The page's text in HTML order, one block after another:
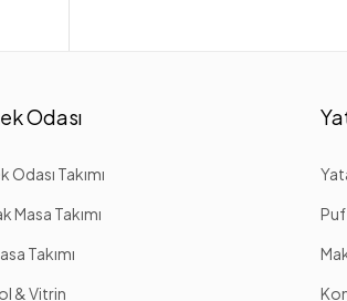
Odası
Odası Takımı
Masa Takımı
Takımı
& Vitrin
Puf